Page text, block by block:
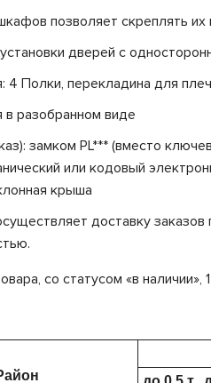
позволяет скреплять
дверей с
4 Полки, перекладина для
в разобранном виде
замком PL*** (вместо
или кодовый
крыша
доставку
со статусом «в